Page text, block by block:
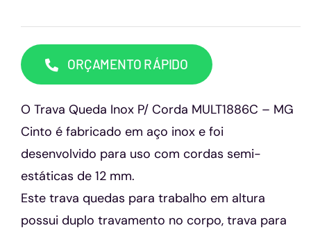
Contato
ORÇAMENTO RÁPIDO
O Trava Queda Inox P/ Corda MULT1886C – MG
Cinto é fabricado em aço inox e foi
desenvolvido para uso com cordas semi-
estáticas de 12 mm.
Este trava quedas para trabalho em altura
possui duplo travamento no corpo, trava para